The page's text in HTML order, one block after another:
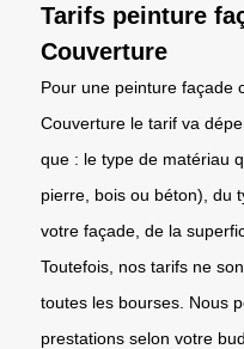
Tarifs peinture
Couverture
Pour une peinture façade
Couverture le tarif va
que : le type de matériau
pierre, bois ou béton), du
votre façade, de la
Toutefois, nos tarifs ne
toutes les bourses. Nous
prestations selon votre